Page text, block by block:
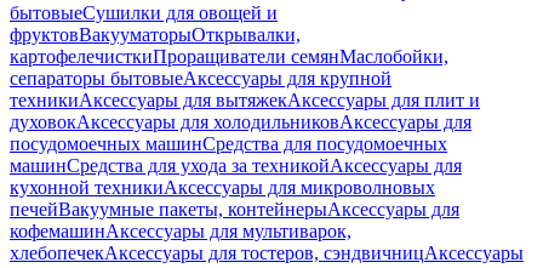
бытовыеСушилки для овощей и
фруктовВакууматорыОткрывалки,
картофелечисткиПроращиватели семянМаслобойки,
сепараторы бытовыеАксессуары для крупной
техникиАксессуары для вытяжекАксессуары для плит и
духовокАксессуары для холодильниковАксессуары для
посудомоечных машинСредства для посудомоечных
машинСредства для ухода за техникойАксессуары для
кухонной техникиАксессуары для микроволновых
печейВакуумные пакеты, контейнерыАксессуары для
кофемашинАксессуары для мультиварок,
хлебопечекАксессуары для тостеров, сэндвичницАксессуары